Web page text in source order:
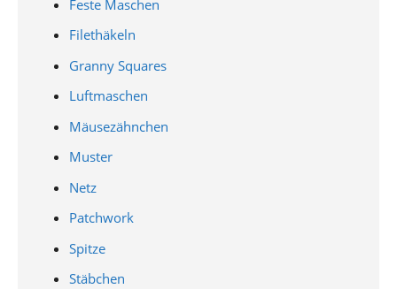
Feste Maschen
Filethäkeln
Granny Squares
Luftmaschen
Mäusezähnchen
Muster
Netz
Patchwork
Spitze
Stäbchen